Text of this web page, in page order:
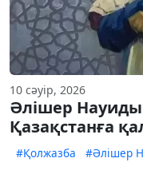
10 сәуір, 2026
Әлішер
Қазақстанға
#Қолжазба #Әлішер